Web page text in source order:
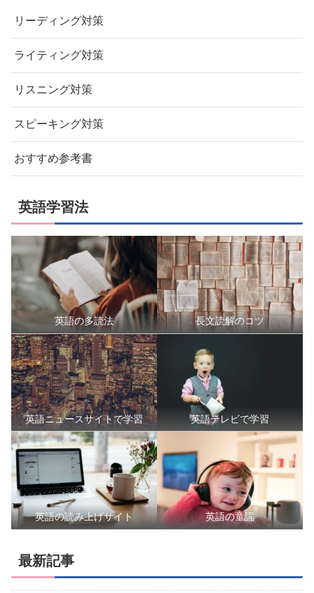
リーディング対策
ライティング対策
リスニング対策
スピーキング対策
おすすめ参考書
英語学習法
英語の多読法 長文読解のコツ
英語ニュースサイトで学習 英語テレビで学習
英語の読み上げサイト 英語の童謡
最新記事